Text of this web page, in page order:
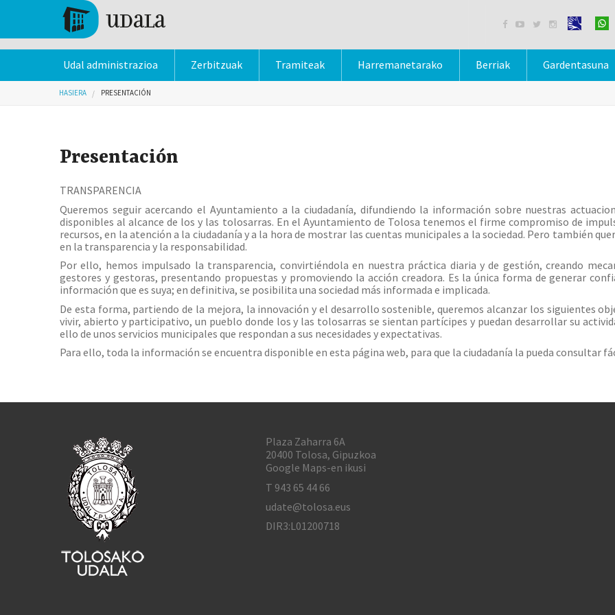
Skip to main content
   
Udal administrazioa Zerbitzuak Tramiteak Harremanetarako Berriak Gardentasuna
Hemen zaude
HASIERA PRESENTACIÓN
Presentación
TRANSPARENCIA
Queremos seguir acercando el Ayuntamiento a la ciudadanía, difundiendo la información sobre nuestras
disponibles al alcance de los y las tolosarras. En el Ayuntamiento de Tolosa tenemos el firme compromiso de
recursos, en la atención a la ciudadanía y a la hora de mostrar las cuentas municipales a la sociedad. Pero también
en la transparencia y la responsabilidad.
Por ello, hemos impulsado la transparencia, convirtiéndola en nuestra práctica diaria y de gestión, creando
gestores y gestoras, presentando propuestas y promoviendo la acción creadora. Es la única forma de generar
información que es suya; en definitiva, se posibilita una sociedad más informada e implicada.
De esta forma, partiendo de la mejora, la innovación y el desarrollo sostenible, queremos alcanzar los siguientes
vivir, abierto y participativo, un pueblo donde los y las tolosarras se sientan partícipes y puedan desarrollar su
ello de unos servicios municipales que respondan a sus necesidades y expectativas.
Para ello, toda la información se encuentra disponible en esta página web, para que la ciudadanía la pueda consultar
Plaza Zaharra 6A
20400 Tolosa, Gipuzkoa
Google Maps-en ikusi
T 943 65 44 66
udate@tolosa.eus
DIR3:L01200718